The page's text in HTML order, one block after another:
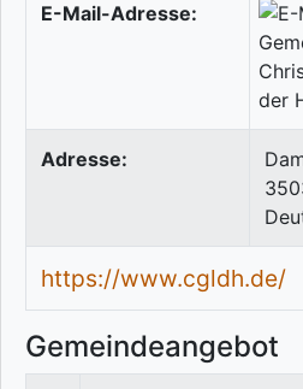
E-Mail-Adresse:
Adresse:
https://www.cgldh.de/
Gemeindeangebot